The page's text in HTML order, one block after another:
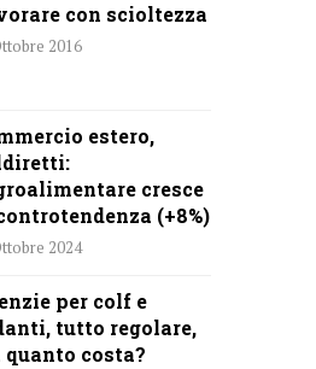
con scioltezza
2016
estero,
cresce
(+8%)
2024
per colf e
tutto regolare,
quanto costa?